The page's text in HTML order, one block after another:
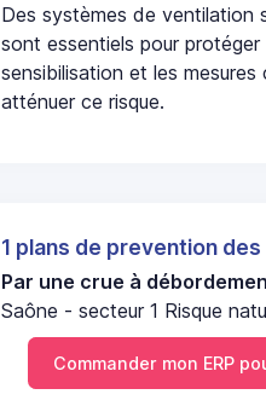
Des systèmes de ventilation
sont essentiels pour
sensibilisation et les
atténuer ce risque.
1 plans de prevention
Par une crue à
Saône - secteur 1 Risque
Commander mon ERP